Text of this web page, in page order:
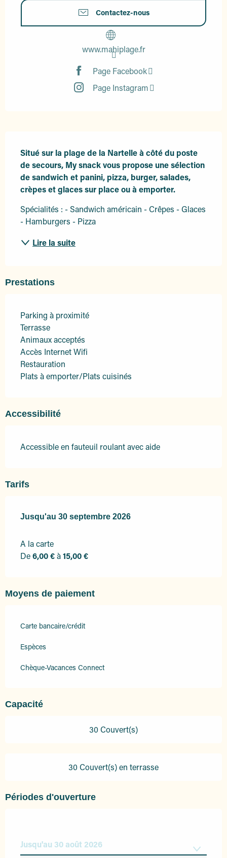
Contactez-nous
www.mahiplage.fr
Page Facebook
Page Instagram
Situé sur la plage de la Nartelle à côté du poste
de secours, My snack vous propose une sélection
de sandwich et panini, pizza, burger, salades,
crèpes et glaces sur place ou à emporter.
Spécialités : - Sandwich américain - Crêpes - Glaces
- Hamburgers - Pizza
Lire la suite
Prestations
Parking à proximité
Terrasse
Animaux acceptés
Accès Internet Wifi
Restauration
Plats à emporter/Plats cuisinés
Accessibilité
Accessible en fauteuil roulant avec aide
Tarifs
Du2 mai 2026au30 septembre 2026
Jusqu'au 30 septembre 2026
A la carte
De6,00 €à15,00 €
Moyens de paiement
Carte bancaire/crédit
Espèces
Chèque-Vacances Connect
Capacité
30 Couvert(s)
30 Couvert(s) en terrasse
Périodes d'ouverture
Jusqu'au 30 août 2026